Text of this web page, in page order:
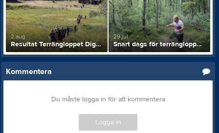
2 aug
Resultat Terrängloppet Digerdöden
29 jul
Snart dags för terrängloppet Digerdöden
Kommentera
Du måste logga in för att kommentera
Logga in